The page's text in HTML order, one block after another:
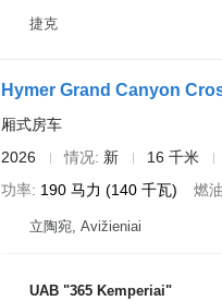
捷克
Hymer Grand Canyon
厢式房车
2026
情况 新 16 千米
功率 190 马力 (140 千瓦) 燃油
立陶宛, Avižieniai
UAB "365 Kemperiai"